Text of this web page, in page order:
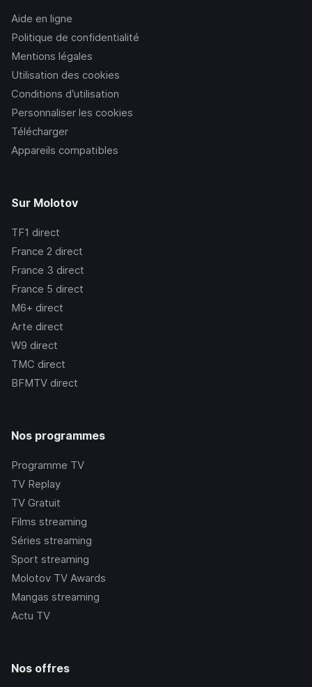
Aide en ligne
Politique de confidentialité
Mentions légales
Utilisation des cookies
Conditions d’utilisation
Personnaliser les cookies
Télécharger
Appareils compatibles
Sur Molotov
TF1 direct
France 2 direct
France 3 direct
France 5 direct
M6+ direct
Arte direct
W9 direct
TMC direct
BFMTV direct
Nos programmes
Programme TV
TV Replay
TV Gratuit
Films streaming
Séries streaming
Sport streaming
Molotov TV Awards
Mangas streaming
Actu TV
Nos offres